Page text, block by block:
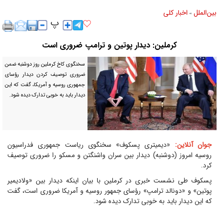
بين‌الملل » اخبار كلی
کرملین: دیدار پوتین و ترامپ ضروری است
سخنگوی کاخ کرملین روز دوشنبه ضمن
ضروری توصیف کردن دیدار رؤسای
جمهوری روسیه و آمریکا، گفت که این
دیدار باید به خوبی تدارک دیده شود.
جوان آنلاین: «دیمیتری پسکوف» سخنگوی ریاست جمهوری فدراسیون
روسیه امروز (دوشنبه) دیدار بین سران واشنگتن و مسکو را ضروری توصیف
کرد.
پسکوف طی نشست خبری در کرملین با بیان اینکه دیدار بین «ولادیمیر
پوتین» و «دونالد ترامپ» رؤسای جمهور روسیه و آمریکا ضروری است، گفت
که این دیدار باید به خوبی تدارک دیده شود.